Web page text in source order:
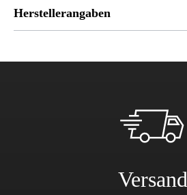
Herstellerangaben
Versand